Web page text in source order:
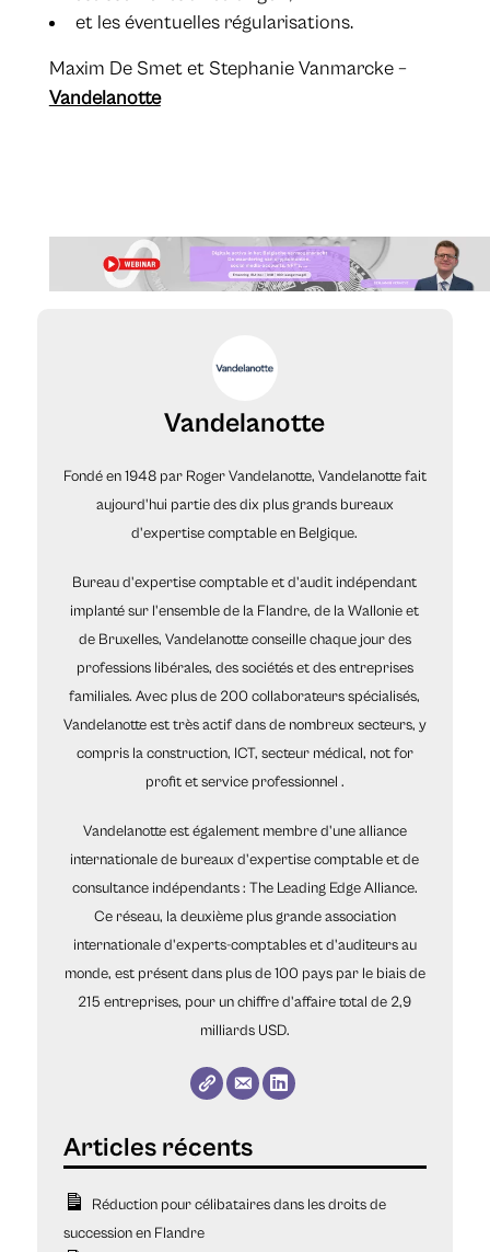
et les éventuelles régularisations.
​Maxim De Smet et Stephanie Vanmarcke –
Vandelanotte
Vandelanotte
Fondé en 1948 par Roger Vandelanotte, Vandelanotte fait
aujourd'hui partie des dix plus grands bureaux
d'expertise comptable en Belgique.
Bureau d'expertise comptable et d'audit indépendant
implanté sur l'ensemble de la Flandre, de la Wallonie et
de Bruxelles, Vandelanotte conseille chaque jour des
professions libérales, des sociétés et des entreprises
familiales. Avec plus de 200 collaborateurs spécialisés,
Vandelanotte est très actif dans de nombreux secteurs, y
compris la construction, ICT, secteur médical, not for
profit et service professionnel .
Vandelanotte est également membre d'une alliance
internationale de bureaux d'expertise comptable et de
consultance indépendants : The Leading Edge Alliance.
Ce réseau, la deuxième plus grande association
internationale d'experts-comptables et d'auditeurs au
monde, est présent dans plus de 100 pays par le biais de
215 entreprises, pour un chiffre d'affaire total de 2,9
milliards USD.
Réduction pour célibataires dans les droits de
succession en Flandre